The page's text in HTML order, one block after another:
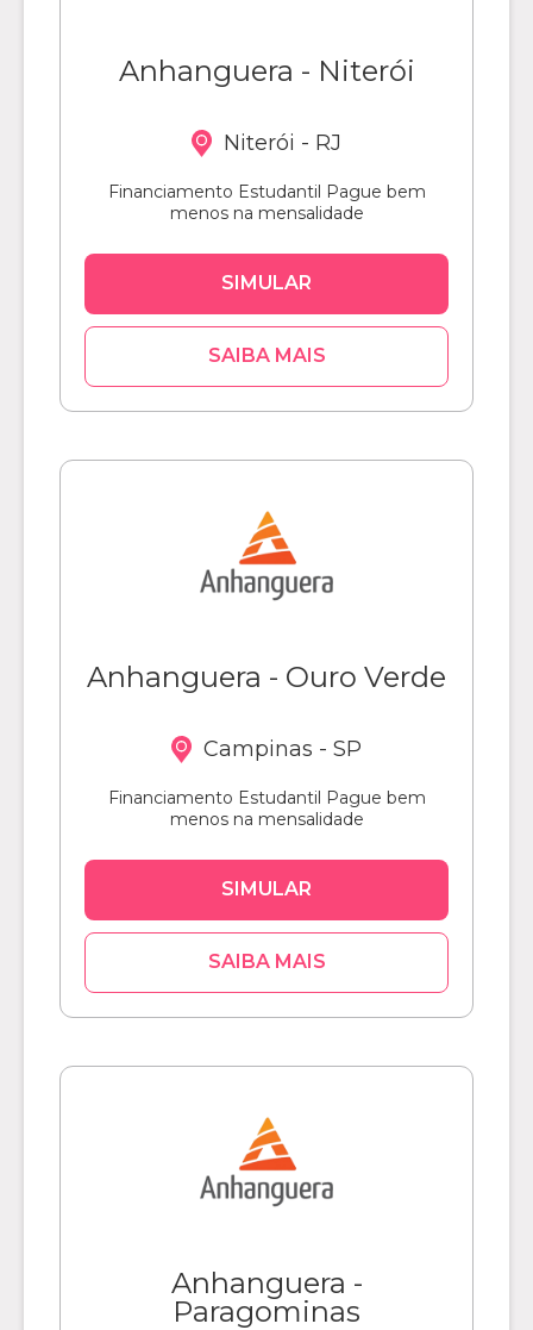
Anhanguera - Niterói
Niterói - RJ
Financiamento Estudantil Pague bem
menos na mensalidade
SIMULAR
SAIBA MAIS
Anhanguera - Ouro Verde
Campinas - SP
Financiamento Estudantil Pague bem
menos na mensalidade
SIMULAR
SAIBA MAIS
Anhanguera -
Paragominas